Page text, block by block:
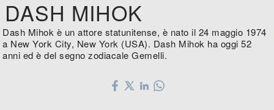
DASH MIHOK
Dash Mihok è un attore statunitense, è nato il 24 maggio 1974
a New York City, New York (USA). Dash Mihok ha oggi 52
anni ed è del segno zodiacale Gemelli.